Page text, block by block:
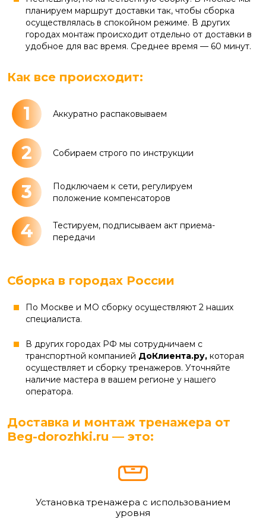
планируем маршрут доставки так, чтобы сборка
осуществлялась в спокойном режиме. В других
городах монтаж происходит отдельно от доставки в
удобное для вас время. Среднее время — 60 минут.
Как все происходит:
1 Аккуратно распаковываем
2 Собираем строго по инструкции
3
Подключаем к сети, регулируем
положение компенсаторов
4
Тестируем, подписываем акт приема-
передачи
Сборка в городах России
По Москве и МО сборку осуществляют 2 наших
специалиста.
В других городах РФ мы сотрудничаем с
транспортной компанией ДоКлиента.ру, которая
осуществляет и сборку тренажеров. Уточняйте
наличие мастера в вашем регионе у нашего
оператора.
Доставка и монтаж тренажера от
Beg-dorozhki.ru — это:
Установка тренажера с использованием
уровня